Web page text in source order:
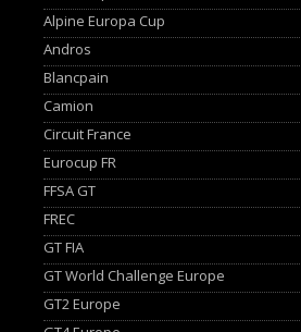
Alpine Europa Cup
Andros
Blancpain
Camion
Circuit France
Eurocup FR
FFSA GT
FREC
GT FIA
GT World Challenge Europe
GT2 Europe